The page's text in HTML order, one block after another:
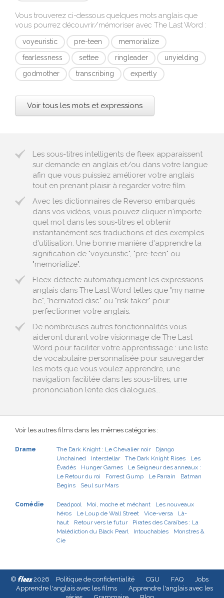
Vous trouverez ci-dessous quelques mots anglais que
vous pourrez découvrir/mémoriser avec The Last Word :
voyeuristic pre-teen
memorialize
fearlessness
settee ringleader
unyielding
godmother
transcribing expertly
Voir tous les mots et expressions
Les sous-titres intelligents de fleex apparaissent
sur demande en anglais et/ou dans votre langue
afin que vous puissiez améliorer votre anglais
tout en prenant plaisir à regarder votre film.
Avec les dictionnaires de Reverso embarqués
dans vos vidéos, vous pouvez cliquer n'importe
quel mot dans les sous-titres et obtenir
instantanément ses traductions et des exemples
d'utilisation. Une bonne manière d'apprendre la
signification de "voyeuristic", "pre-teen" ou
"memorialize".
Fleex détecte automatiquement les expressions
anglais dans The Last Word telles que "my name
be", "herniated disc" ou "risk taker" pour
perfectionner votre anglais.
De nombreuses autres fonctionnalités vous
aideront durant votre visionnage de The Last
Word pour faciliter votre apprentissage : une liste
de vocabulaire personnalisée pour sauvegarder
les mots que vous voulez apprendre, une
navigation facilitée dans les sous-titres, une
prononciation lente des dialogues...
Voir les autres films dans les mêmes catégories :
Drame The Dark Knight : Le Chevalier noir
Django
Unchained
Interstellar The Dark Knight Rises
Les
Évadés
Hunger Games
Le Seigneur des anneaux :
Le Retour du roi
Forrest Gump Le Parrain
Batman
Begins
Seul sur Mars
Comédie Deadpool Moi, moche et méchant
Les nouveaux
héros
Le Loup de Wall Street Vice-versa
Là-
haut
Retour vers le futur
Pirates des Caraïbes : La
Malédiction du Black Pearl
Intouchables
Monstres &
Cie
© fleex2026 Politique de confidentialité CGU FAQ
Jobs
Apprendre l'anglais avec les films
Apprendre l'anglais avec les